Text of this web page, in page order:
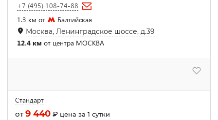
+7 (495) 108-74-88
1.3 км от
Балтийская
Москва, Ленинградское шоссе, д.39
12.4 км от центра МОСКВА
Стандарт
от9 440 ₽ цена за 1 сутки